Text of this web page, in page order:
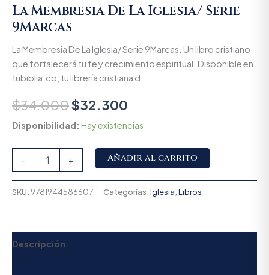
La Membresia De La Iglesia/ Serie
9Marcas
La Membresia De La Iglesia/ Serie 9Marcas. Un libro cristiano
que fortalecerá tu fe y crecimiento espiritual. Disponible en
tubiblia.co, tu librería cristiana d
$34.000$32.300
Disponibilidad: Hay existencias
- + Añadir al carrito
SKU: 9781944586607 Categorías:Iglesia Libros
Descripción